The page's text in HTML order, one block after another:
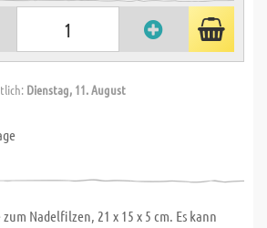
Dienstag, 11. August
Nadelfilzen, 21 x 15 x 5 cm. Es kann